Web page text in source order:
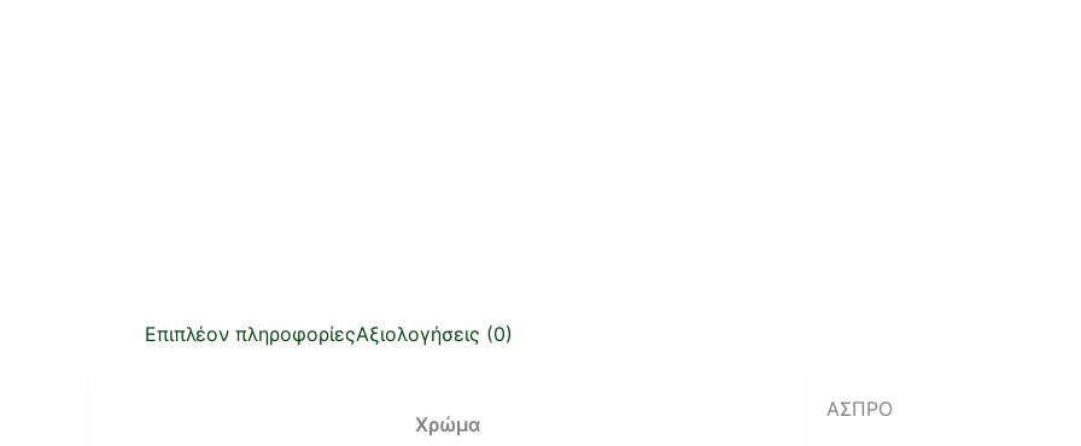
Επιπλέον πληροφορίεςΑξιολογήσεις (0)
Χρώμα
ΑΣΠΡΟ